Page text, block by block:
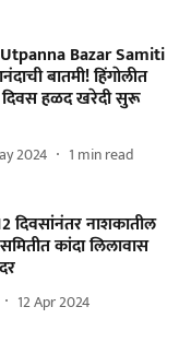
Bazar Samiti
बातमी! हिंगाेलीत
हळद खरेदी सुरू
2024 1 min read
दिवसांनंतर नाशकातील
कांदा लिलावास
12 Apr 2024